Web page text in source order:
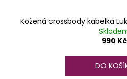
Kožená crossbody kabelka
990 Kč
DO